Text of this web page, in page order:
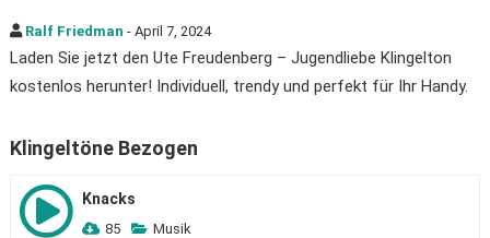
Ralf Friedman - April 7, 2024
Laden Sie jetzt den Ute Freudenberg – Jugendliebe Klingelton
kostenlos herunter! Individuell, trendy und perfekt für Ihr Handy.
Klingeltöne Bezogen
Knacks
85 Musik